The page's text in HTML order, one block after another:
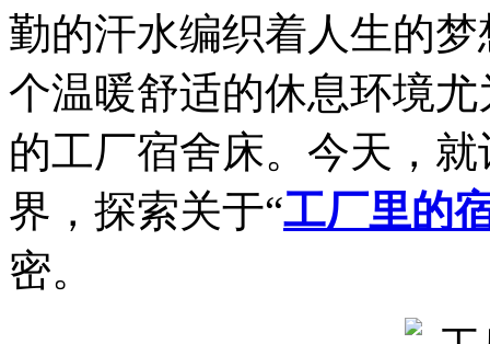
勤的汗水编织着人生的
个温暖舒适的休息环境
的工厂宿舍床。今天，
界，探索关于“工厂里的
密。